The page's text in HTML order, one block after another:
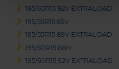
185/65R15 92V EXTRALOAD
195/55R15 85V
195/55R15 89V EXTRALOAD
195/60R15 88H
195/60R15 92V EXTRALOAD